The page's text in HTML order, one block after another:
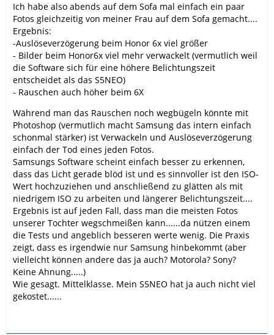
Ich habe also abends auf dem Sofa mal einfach ein paar
Fotos gleichzeitig von meiner Frau auf dem Sofa gemacht....
Ergebnis:
-Auslöseverzögerung beim Honor 6x viel größer
- Bilder beim Honor6x viel mehr verwackelt (vermutlich weil
die Software sich für eine höhere Belichtungszeit
entscheidet als das S5NEO)
- Rauschen auch höher beim 6X
Während man das Rauschen noch wegbügeln könnte mit
Photoshop (vermutlich macht Samsung das intern einfach
schonmal stärker) ist Verwackeln und Auslöseverzögerung
einfach der Tod eines jeden Fotos.
Samsungs Software scheint einfach besser zu erkennen,
dass das Licht gerade blöd ist und es sinnvoller ist den ISO-
Wert hochzuziehen und anschließend zu glätten als mit
niedrigem ISO zu arbeiten und längerer Belichtungszeit....
Ergebnis ist auf jeden Fall, dass man die meisten Fotos
unserer Tochter wegschmeißen kann......da nützen einem
die Tests und angeblich besseren werte wenig. Die Praxis
zeigt, dass es irgendwie nur Samsung hinbekommt (aber
vielleicht können andere das ja auch? Motorola? Sony?
Keine Ahnung.....)
Wie gesagt. Mittelklasse. Mein S5NEO hat ja auch nicht viel
gekostet......